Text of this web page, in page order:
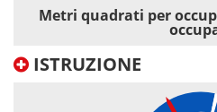
Metri quadrati per
ISTRUZIONE